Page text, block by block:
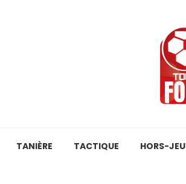
TANIÈRE TACTIQUE HORS-JEU